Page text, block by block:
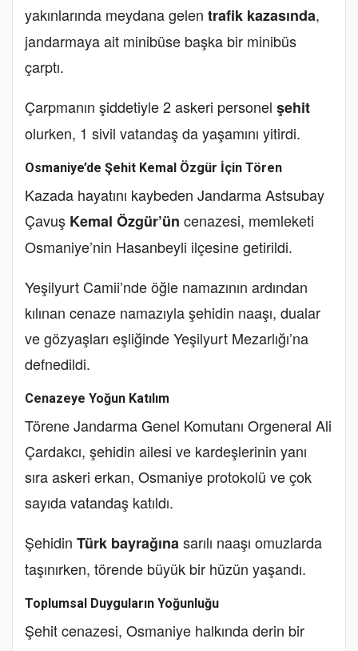
yakınlarında meydana gelen trafik kazasında,
jandarmaya ait minibüse başka bir minibüs
çarptı.
Çarpmanın şiddetiyle 2 askeri personel şehit
olurken, 1 sivil vatandaş da yaşamını yitirdi.
Osmaniye’de Şehit Kemal Özgür İçin Tören
Kazada hayatını kaybeden Jandarma Astsubay
Çavuş Kemal Özgür’ün cenazesi, memleketi
Osmaniye’nin Hasanbeyli ilçesine getirildi.
Yeşilyurt Camii’nde öğle namazının ardından
kılınan cenaze namazıyla şehidin naaşı, dualar
ve gözyaşları eşliğinde Yeşilyurt Mezarlığı’na
defnedildi.
Cenazeye Yoğun Katılım
Törene Jandarma Genel Komutanı Orgeneral Ali
Çardakcı, şehidin ailesi ve kardeşlerinin yanı
sıra askeri erkan, Osmaniye protokolü ve çok
sayıda vatandaş katıldı.
Şehidin Türk bayrağınasarılı naaşı omuzlarda
taşınırken, törende büyük bir hüzün yaşandı.
Toplumsal Duyguların Yoğunluğu
Şehit cenazesi, Osmaniye halkında derin bir